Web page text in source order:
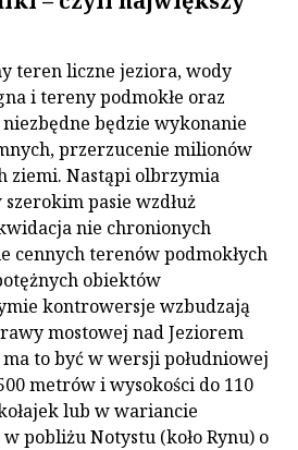
teren liczne jeziora, wody
i tereny podmokłe oraz
będzie wykonanie
przerzucenie milionów
ziemi. Nastąpi olbrzymia
pasie wzdłuż
nie chronionych
cennych terenów podmokłych
obiektów
kontrowersje wzbudzają
mostowej nad Jeziorem
to być w wersji południowej
metrów i wysokości do 110
lub w wariancie
pobliżu Notystu (koło Rynu) o